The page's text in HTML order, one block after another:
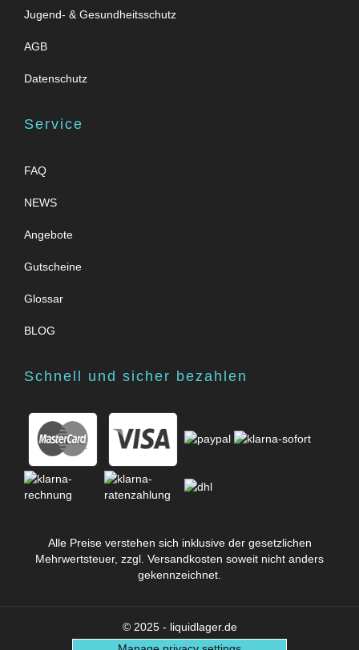
Jugend- & Gesundheitsschutz
AGB
Datenschutz
Service
FAQ
NEWS
Angebote
Gutscheine
Glossar
BLOG
Schnell und sicher bezahlen
Alle Preise verstehen sich inklusive der gesetzlichen
Mehrwertsteuer, zzgl. Versandkosten soweit nicht anders
gekennzeichnet.
© 2025 - liquidlager.de